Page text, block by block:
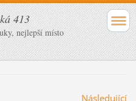
413
nejlepší místo
Následující